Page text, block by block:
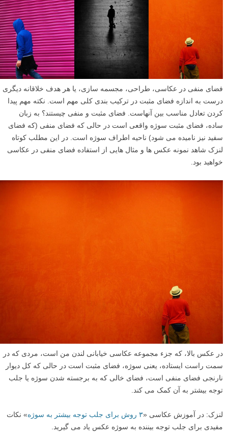
فضای منفی در عکاسی، طراحی، مجسمه سازی، یا هر هدف خلاقانه دیگری
درست به اندازه فضای مثبت در ترکیب بندی کلی مهم است. نکته مهم پیدا
کردن تعادل مناسب بین آنهاست. فضای مثبت و منفی چیستند؟ به زبان
ساده، فضای مثبت سوژه واقعی است در حالی که فضای منفی (که فضای
سفید نیز نامیده می شود) ناحیه اطراف سوژه است. در این مطلب کوتاه
لنزک شاهد نمونه عکس ها و مثال هایی از استفاده فضای منفی در عکاسی
خواهید بود.
در عکس بالا، که جزء مجموعه عکاسی خیابانی لندن من است، مردی که در
سمت راست ایستاده، یعنی سوژه، فضای مثبت است در حالی که کل دیوار
نارنجی فضای منفی است، فضای خالی که به برجسته شدن سوژه یا جلب
توجه بیشتر به آن کمک می کند.
لنزک: در آموزش عکاسی «۳ روش برای جلب توجه بیشتر به سوژه
» نکات
مفیدی برای جلب توجه بیننده به سوژه عکس یاد می گیرید.